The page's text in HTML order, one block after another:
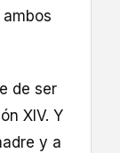
de ser
XIV. Y
y a